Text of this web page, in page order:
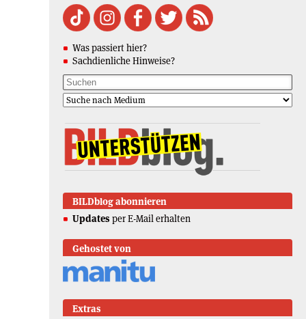
Was passiert hier?
Sachdienliche Hinweise?
BILDblog abonnieren
Updates per E-Mail erhalten
Gehostet von
Extras